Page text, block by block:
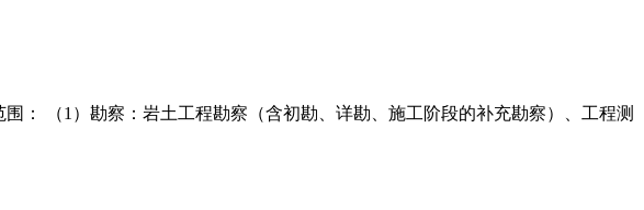
： （1）勘察：岩土工程勘察（含初勘、详勘、施工阶段的补充勘察）、工程测